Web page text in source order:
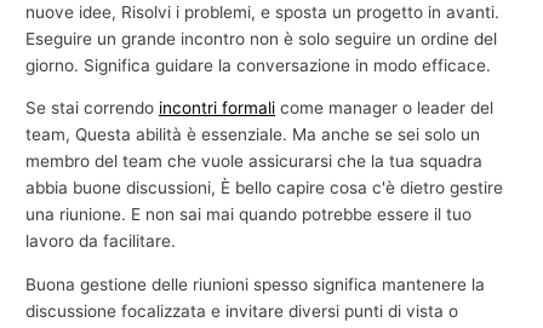
nuove idee, Risolvi i problemi, e sposta un progetto in avanti.
Eseguire un grande incontro non è solo seguire un ordine del
giorno. Significa guidare la conversazione in modo efficace.
Se stai correndo incontri formali come manager o leader del
team, Questa abilità è essenziale. Ma anche se sei solo un
membro del team che vuole assicurarsi che la tua squadra
abbia buone discussioni, È bello capire cosa c'è dietro gestire
una riunione. E non sai mai quando potrebbe essere il tuo
lavoro da facilitare.
Buona gestione delle riunioni spesso significa mantenere la
discussione focalizzata e invitare diversi punti di vista o